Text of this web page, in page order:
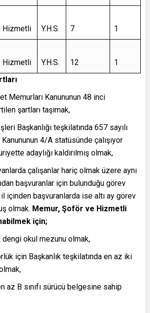
Hizmetli Y.H.S. 7 1
Hizmetli Y.H.S. 12
1
Memurları Kanununun 48 inci
şartları taşımak,
Başkanlığı teşkilatında 657 sayılı
4/A statüsünde çalışıyor
adaylığı kaldırılmış olmak,
çalışanlar hariç olmak üzere aynı
başvuranlar için bulunduğu görev
içinden başvuranlarda ise altı ay görev
olmak. Memur, Şoför ve Hizmetli
için;
okul mezunu olmak,
için Başkanlık teşkilatında en az iki
az B sınıfı sürücü belgesine sahip